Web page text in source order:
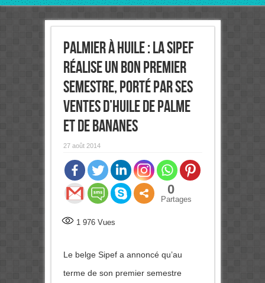
Palmier à huile : La SIPEF
réalise un bon premier
semestre, porté par ses
ventes d’huile de palme
et de bananes
27 août 2014
0
Partages
1 976Vues
Le belge Sipef a annoncé qu’au
terme de son premier semestre